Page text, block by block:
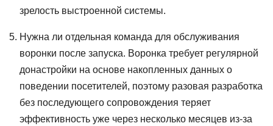
зрелость выстроенной системы.
Нужна ли отдельная команда для обслуживания
воронки после запуска. Воронка требует регулярной
донастройки на основе накопленных данных о
поведении посетителей, поэтому разовая разработка
без последующего сопровождения теряет
эффективность уже через несколько месяцев из-за